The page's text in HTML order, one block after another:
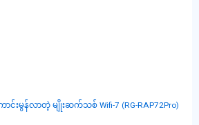
ာင်းမွန်လာတဲ့ မျိုးဆက်သစ် Wifi-7 (RG-RAP72Pro)